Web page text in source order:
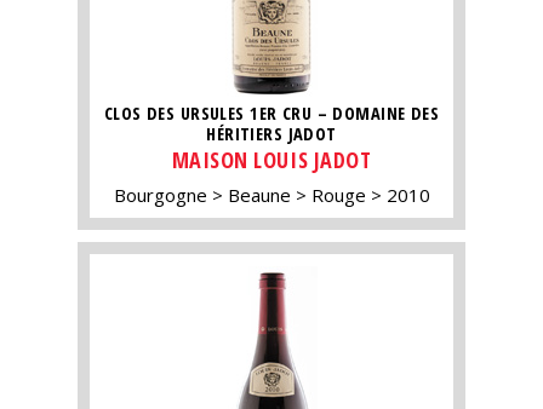
CLOS DES URSULES 1ER CRU – DOMAINE DES
HÉRITIERS JADOT
MAISON LOUIS JADOT
Bourgogne Beaune Rouge 2010